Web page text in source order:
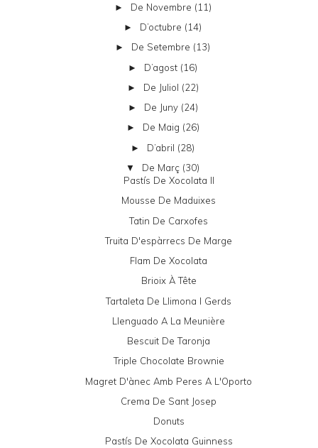
► De Novembre (11)
► D’octubre (14)
► De Setembre (13)
► D’agost (16)
► De Juliol (22)
► De Juny (24)
► De Maig (26)
► D’abril (28)
▼ De Març (30)
Pastís De Xocolata II
Mousse De Maduixes
Tatin De Carxofes
Truita D'espàrrecs De Marge
Flam De Xocolata
Brioix À Tête
Tartaleta De Llimona I Gerds
Llenguado A La Meunière
Bescuit De Taronja
Triple Chocolate Brownie
Magret D'ànec Amb Peres A L'Oporto
Crema De Sant Josep
Donuts
Pastís De Xocolata Guinness